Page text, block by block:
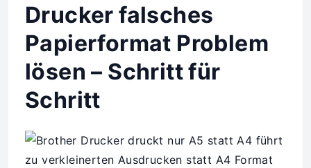
Drucker falsches
Papierformat Problem
lösen – Schritt für
Schritt